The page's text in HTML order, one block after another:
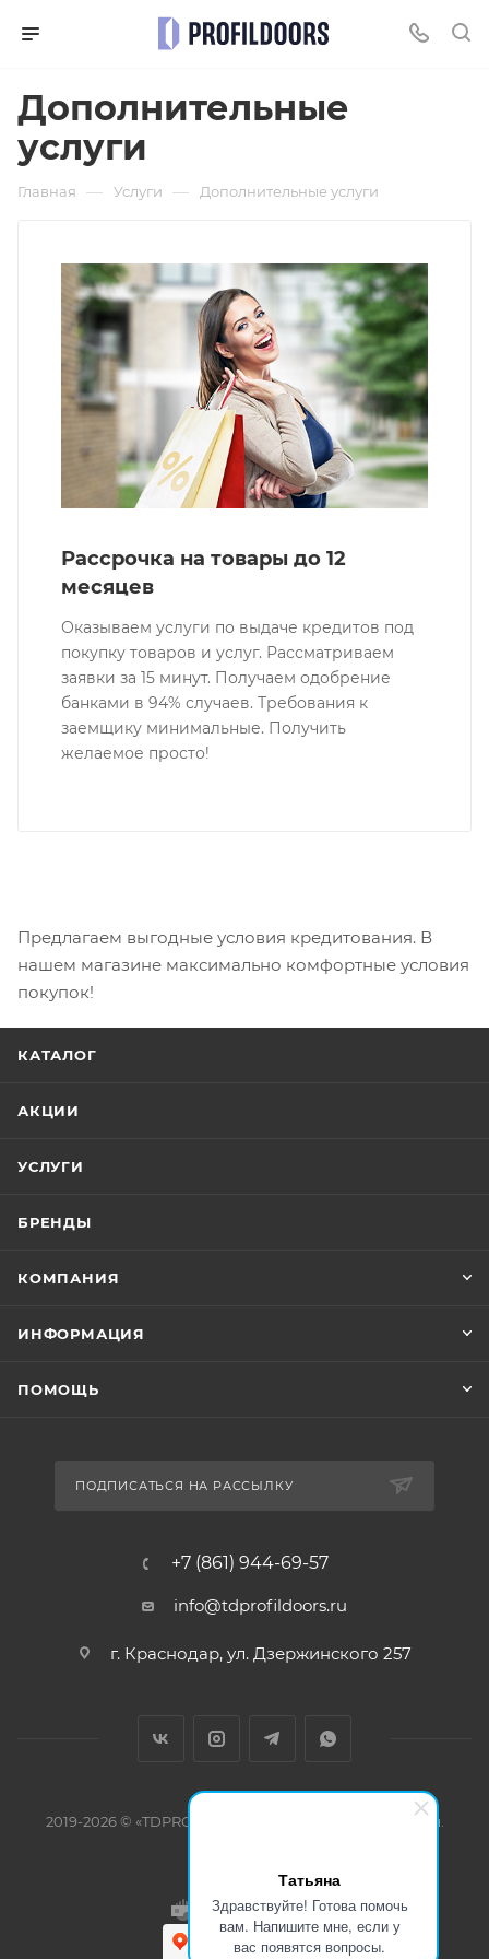
Татьяна
Здравствуйте! Готова помочь
вам. Напишите мне, если у
вас появятся вопросы.
Дополнительные
услуги
Главная — Услуги — Дополнительные услуги
Рассрочка на товары до 12
месяцев
Оказываем услуги по выдаче кредитов под
покупку товаров и услуг. Рассматриваем
заявки за 15 минут. Получаем одобрение
банками в 94% случаев. Требования к
заемщику минимальные. Получить
желаемое просто!
Предлагаем выгодные условия кредитования. В
нашем магазине максимально комфортные условия
покупок!
КАТАЛОГ
АКЦИИ
УСЛУГИ
БРЕНДЫ
КОМПАНИЯ
ИНФОРМАЦИЯ
ПОМОЩЬ
ПОДПИСАТЬСЯ НА РАССЫЛКУ
+7 (861) 944-69-57
info@tdprofildoors.ru
г. Краснодар, ул. Дзержинского 257
2019-2026 © «TDPROFILDOORS» Все права защищены.